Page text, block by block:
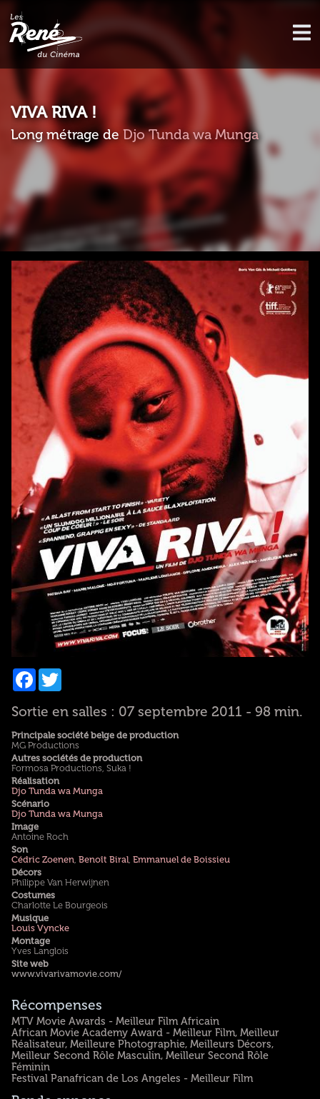
VIVA RIVA !
Long métrage de Djo Tunda wa Munga
Facebook
Twitter
Sortie en salles : 07 septembre 2011 - 98 min.
Principale société belge de production
MG Productions
Autres sociétés de production
Formosa Productions, Suka !
Réalisation
Djo Tunda wa Munga
Scénario
Djo Tunda wa Munga
Image
Antoine Roch
Son
Cédric Zoenen, Benoît Biral, Emmanuel de Boissieu
Décors
Philippe Van Herwijnen
Costumes
Charlotte Le Bourgeois
Musique
Louis Vyncke
Montage
Yves Langlois
Site web
www.vivarivamovie.com/
Récompenses
MTV Movie Awards - Meilleur Film Africain
African Movie Academy Award - Meilleur Film, Meilleur
Réalisateur, Meilleure Photographie, Meilleurs Décors,
Meilleur Second Rôle Masculin, Meilleur Second Rôle
Féminin
Festival Panafrican de Los Angeles - Meilleur Film